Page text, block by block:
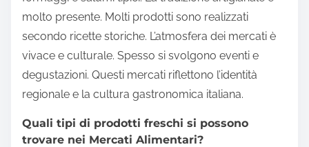
molto presente. Molti prodotti sono realizzati
secondo ricette storiche. L’atmosfera dei mercati è
vivace e culturale. Spesso si svolgono eventi e
degustazioni. Questi mercati riflettono l’identità
regionale e la cultura gastronomica italiana.
Quali tipi di prodotti freschi si possono
trovare nei Mercati Alimentari?